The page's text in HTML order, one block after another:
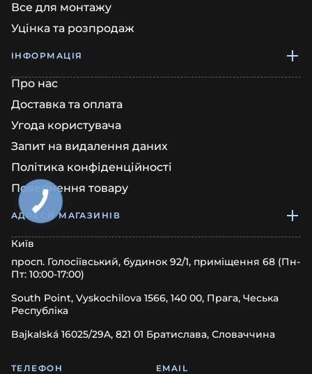
Все для монтажу
Уцінка та розпродаж
ІНФОРМАЦІЯ
Про нас
Доставка та оплата
Угода користувача
Запит на видалення даних
Політика конфіденційності
Повернення товару
АДРЕСИ МАГАЗИНІВ
Київ
просп. Голосіївський, будинок 92/1, приміщення 68 (Пн-
Пт: 10:00-17:00)
South Point, Vyskochilova 1566, 140 00, Прага, Чеська
Республіка
Bajkalská 16025/29A, 821 01 Братислава, Словаччина
ТЕЛЕФОН EMAIL